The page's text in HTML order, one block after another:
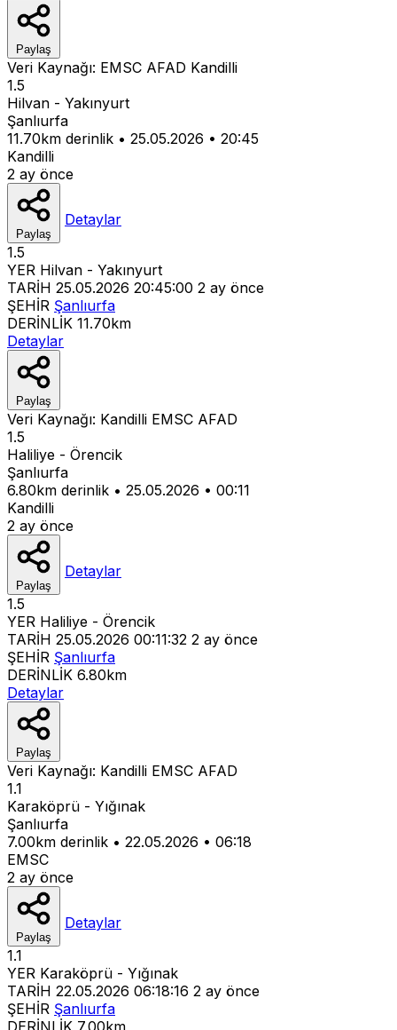
Paylaş
Veri Kaynağı: EMSC AFAD Kandilli
1.5
Hilvan - Yakınyurt
Şanlıurfa
11.70km derinlik • 25.05.2026 • 20:45
Kandilli
2 ay önce
Paylaş
Detaylar
1.5
YER Hilvan - Yakınyurt
TARİH 25.05.2026 20:45:00 2 ay önce
ŞEHİR Şanlıurfa
DERİNLİK 11.70km
Detaylar
Paylaş
Veri Kaynağı: Kandilli EMSC AFAD
1.5
Haliliye - Örencik
Şanlıurfa
6.80km derinlik • 25.05.2026 • 00:11
Kandilli
2 ay önce
Paylaş
Detaylar
1.5
YER Haliliye - Örencik
TARİH 25.05.2026 00:11:32 2 ay önce
ŞEHİR Şanlıurfa
DERİNLİK 6.80km
Detaylar
Paylaş
Veri Kaynağı: Kandilli EMSC AFAD
1.1
Karaköprü - Yığınak
Şanlıurfa
7.00km derinlik • 22.05.2026 • 06:18
EMSC
2 ay önce
Paylaş
Detaylar
1.1
YER Karaköprü - Yığınak
TARİH 22.05.2026 06:18:16 2 ay önce
ŞEHİR Şanlıurfa
DERİNLİK 7.00km